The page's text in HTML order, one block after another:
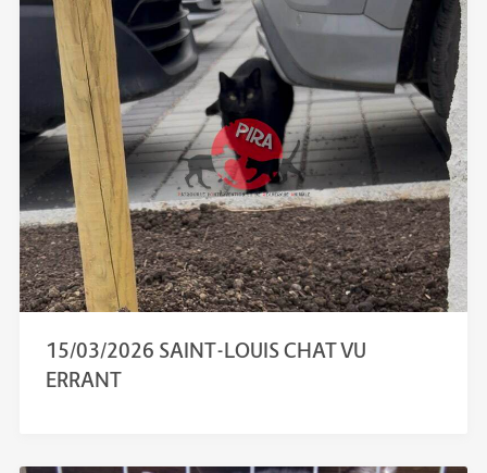
15/03/2026 SAINT-LOUIS CHAT VU
ERRANT